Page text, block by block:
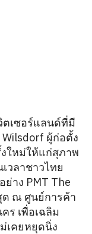
เซอร์แลนด์ที่มี
ผู้ก่อตั้ง
ใหม่ให้แก่สุภาพ
วลาชาวไทย
าง PMT The
ด ณ ศูนย์การค้า
ร เพื่อเฉลิม
เคยหยุดนิ่ง